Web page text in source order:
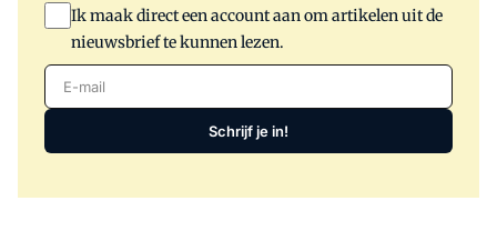
Ik maak direct een account aan om artikelen uit de
nieuwsbrief te kunnen lezen.
E-mail
Schrijf je in!